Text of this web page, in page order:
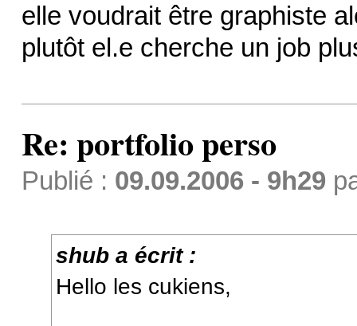
elle voudrait être graphiste
plutôt el.e cherche un job
Re: portfolio perso
Publié : 09.09.2006 - 9h29
shub a écrit :
Hello les cukiens,